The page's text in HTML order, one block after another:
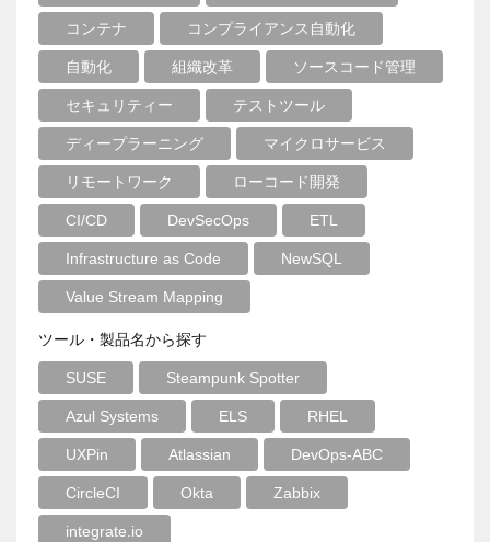
コンテナ コンプライアンス自動化
自動化 組織改革 ソースコード管理
セキュリティー テストツール
ディープラーニング マイクロサービス
リモートワーク ローコード開発
CI/CD DevSecOps ETL
Infrastructure as Code NewSQL
Value Stream Mapping
ツール・製品名から探す
SUSE Steampunk Spotter
Azul Systems ELS RHEL
UXPin Atlassian DevOps-ABC
CircleCI Okta Zabbix
integrate.io